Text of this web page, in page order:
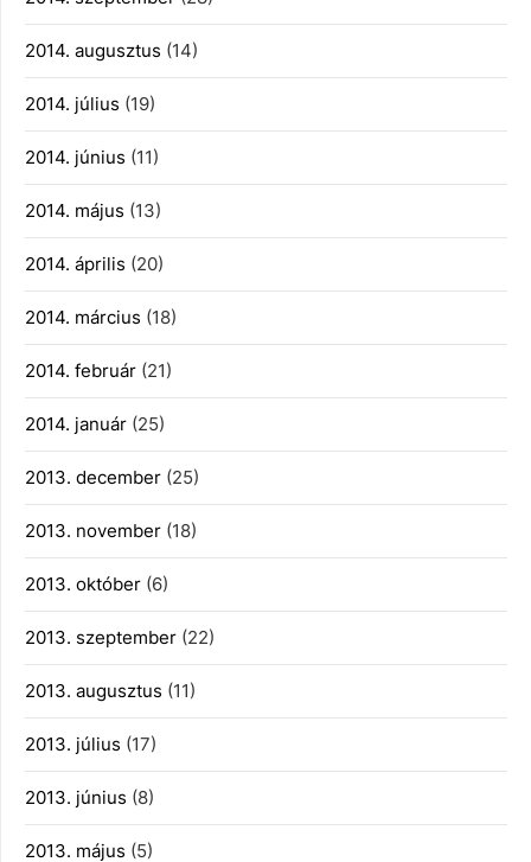
2014. augusztus (14)
2014. július (19)
2014. június (11)
2014. május (13)
2014. április (20)
2014. március (18)
2014. február (21)
2014. január (25)
2013. december (25)
2013. november (18)
2013. október (6)
2013. szeptember (22)
2013. augusztus (11)
2013. július (17)
2013. június (8)
2013. május (5)